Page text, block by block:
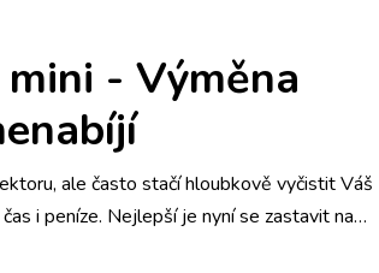
- Výměna
ale často stačí hloubkově vyčistit Váš
i peníze. Nejlepší je nyní se zastavit na
mrkneme.